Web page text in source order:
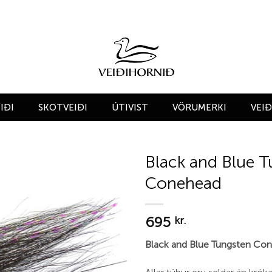
SKOTVEIÐI ÚTIVIST VÖRUMERKI
wishlist
Black and Blue
Conehead
695 kr.
Black and Blue Tungsten